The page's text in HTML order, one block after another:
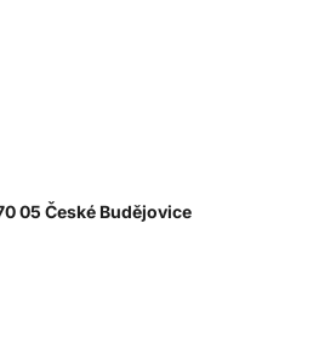
05 České Budějovice